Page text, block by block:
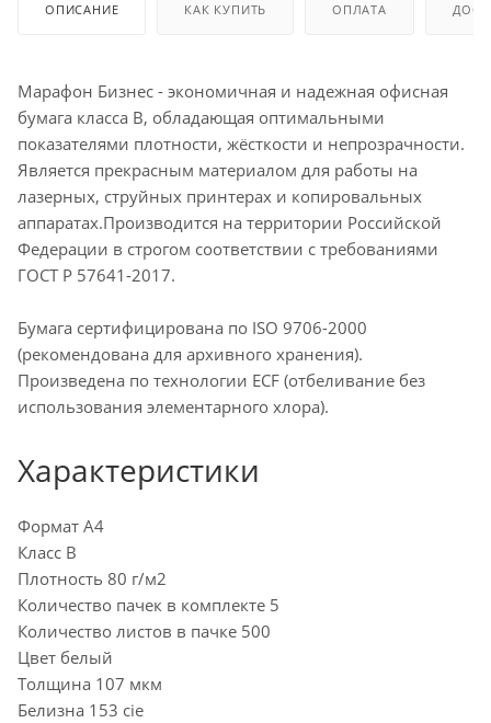
ОПИСАНИЕ КАК КУПИТЬ ОПЛАТА
Марафон Бизнес - экономичная и надежная офисная
бумага класса В, обладающая оптимальными
показателями плотности, жёсткости и непрозрачности.
Является прекрасным материалом для работы на
лазерных, струйных принтерах и копировальных
аппаратах.Производится на территории Российской
Федерации в строгом соответствии с требованиями
ГОСТ Р 57641-2017.
Бумага сертифицирована по ISO 9706-2000
(рекомендована для архивного хранения).
Произведена по технологии ECF (отбеливание без
использования элементарного хлора).
Характеристики
Формат А4
Класс В
Плотность 80 г/м2
Количество пачек в комплекте 5
Количество листов в пачке 500
Цвет белый
Толщина 107 мкм
Белизна 153 cie